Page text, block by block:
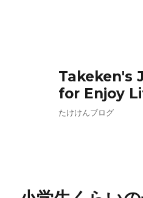
Takeken's
for Enjoy
たけけんブログ